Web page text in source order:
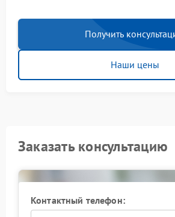
Получить
Наши цены
Заказать консультацию
Контактный телефон: